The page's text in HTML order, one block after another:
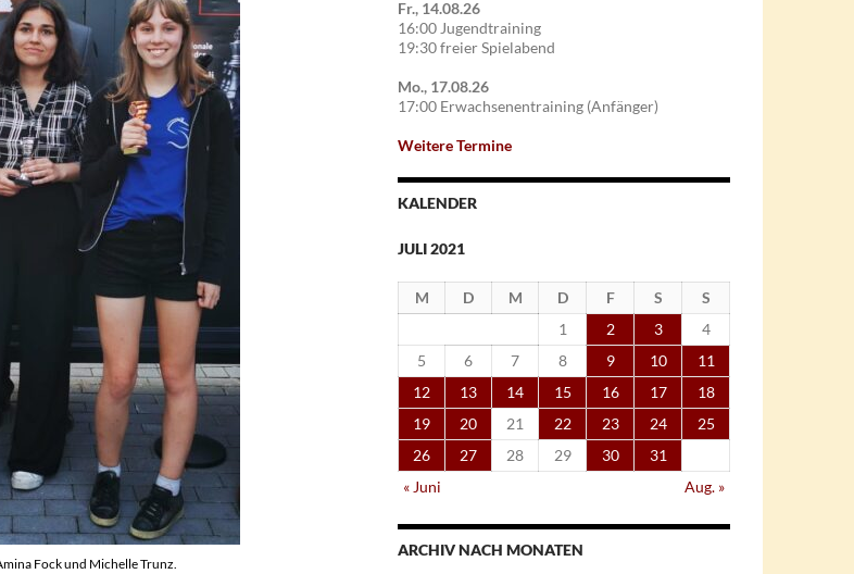
Fock und Michelle Trunz.
Fr., 14.08.26
16:00 Jugendtraining
19:30 freier Spielabend
Mo., 17.08.26
17:00 Erwachsenentraining (Anfänger)
Weitere Termine
KALENDER
JULI 2021
M D M D F S
S
1
2 3
4
5
6 7 8 9 10
11
12
13 14 15 16 17
18
19
20 21 22 23 24
25
26
27 28 29 30
31
« Juni
Aug. »
ARCHIV NACH MONATEN